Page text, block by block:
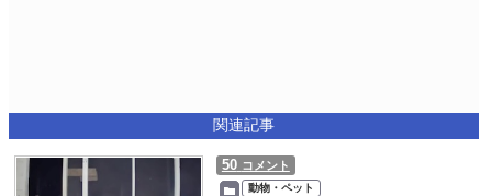
関連記事
50 コメント
動物・ペット